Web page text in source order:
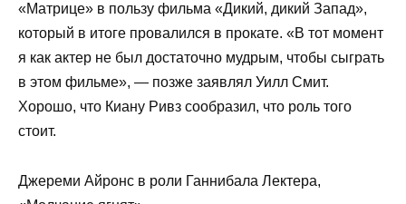
«Матрице» в пользу фильма «Дикий, дикий Запад»,
который в итоге провалился в прокате. «В тот момент
я как актер не был достаточно мудрым, чтобы сыграть
в этом фильме», — позже заявлял Уилл Смит.
Хорошо, что Киану Ривз сообразил, что роль того
стоит.
Джереми Айронс в роли Ганнибала Лектера,